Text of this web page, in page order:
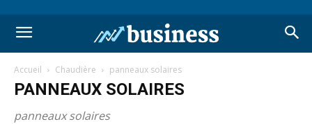
Accueil Chaudière panneaux solaires
PANNEAUX SOLAIRES
panneaux solaires